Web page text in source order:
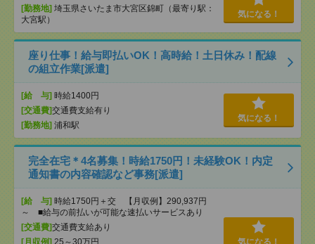
[勤務地] 埼玉県さいたま市大宮区錦町（最寄り駅：
大宮駅）
気になる！
座り仕事！給与即払いOK！高時給！土日休み！配線
の組立作業[派遣]
[給 与] 時給1400円
[交通費]交通費支給有り
[勤務地] 浦和駅
気になる！
完全在宅＊4名募集！時給1750円！未経験OK！内定
通知書の内容確認など事務[派遣]
[給 与] 時給1750円＋交 【月収例】290,937円
～ ■給与の前払いが可能な速払いサービスあり
[交通費]交通費支給あり
[月収例] 25～30万円
気になる！